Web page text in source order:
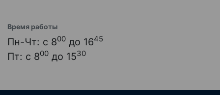
Время работы
Пн-Чт: с 800 до 1645
Пт: с 800 до 1530